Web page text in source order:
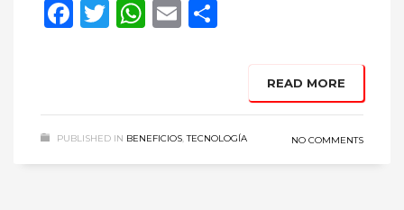
Facebook
Twitter
WhatsApp
Email
READ MORE
PUBLISHED IN BENEFICIOS,TECNOLOGÍA NO COMMENTS